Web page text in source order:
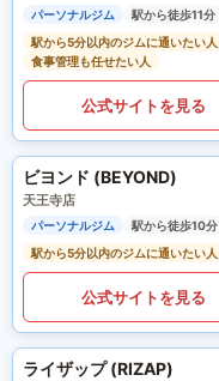
パーソナルジム
駅から徒歩11分
駅から5分以内のジムに通いたい人
食事管理も任せたい人
公式サイトを見る
ビヨンド (BEYOND)
天王寺店
パーソナルジム
駅から徒歩10分
駅から5分以内のジムに通いたい人
公式サイトを見る
ライザップ (RIZAP)